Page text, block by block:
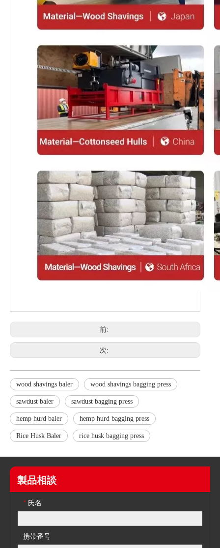
前:
次:
wood shavings baler wood shavings bagging press
sawdust baler sawdust bagging press
hemp hurd baler hemp hurd bagging press
Rice Husk Baler rice husk bagging press
製品相談
* 氏名
携帯番号